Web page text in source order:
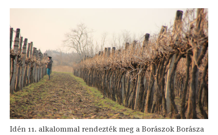
Idén 11. alkalommal rendezték meg a Borászok Borásza